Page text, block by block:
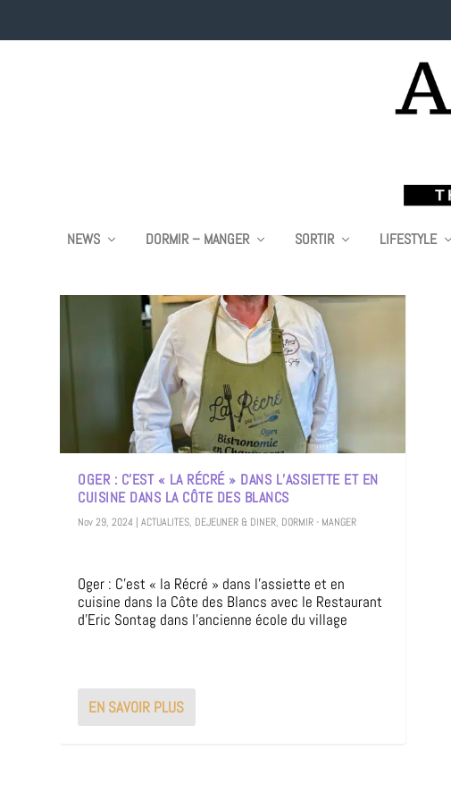
NEWS DORMIR – MANGER SORTIR LIFESTYLE
OGER : C’EST « LA RÉCRÉ » DANS L’ASSIETTE ET EN
CUISINE DANS LA CÔTE DES BLANCS
Nov 29, 2024 |ACTUALITES, DEJEUNER & DINER, DORMIR - MANGER
Oger : C’est « la Récré » dans l’assiette et en
cuisine dans la Côte des Blancs avec le Restaurant
d’Eric Sontag dans l’ancienne école du village
EN SAVOIR PLUS